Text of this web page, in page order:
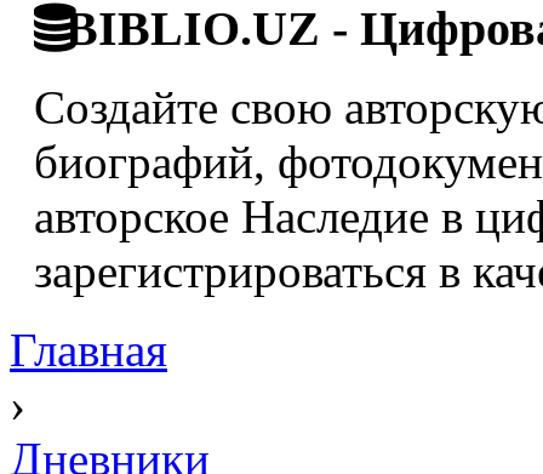
BIBLIO.UZ -
Создайте свою
биографий,
авторское Наследие в
зарегистрироваться в
Главная
›
Дневники